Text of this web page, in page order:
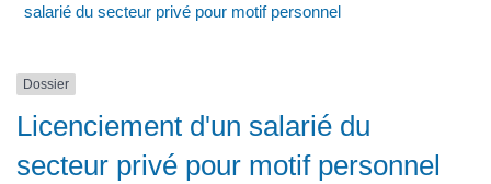
salarié du secteur privé pour motif personnel
Dossier
Licenciement d'un salarié du
secteur privé pour motif personnel